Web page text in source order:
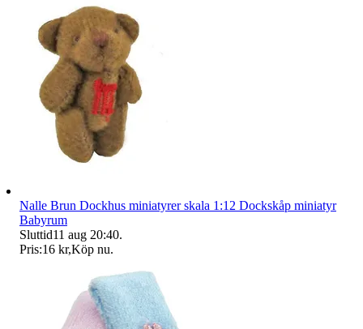
Nalle Brun Dockhus miniatyrer skala 1:12 Dockskåp miniatyr
Babyrum
Sluttid11 aug 20:40.
Pris:16 kr,Köp nu.